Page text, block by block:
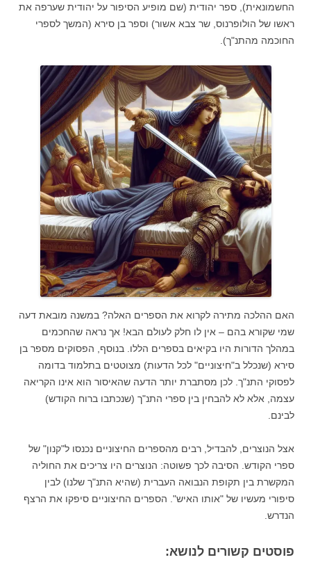
החשמונאית), ספר יהודית (שם מופיע הסיפור על יהודית שערפה את
ראשו של הולופרנוס, שר צבא אשור) וספר בן סירא (המשך לספרי
החוכמה מהתנ"ך).
האם ההלכה מתירה לקרוא את הספרים האלה? במשנה מובאת דעה
שמי שקורא בהם – אין לו חלק לעולם הבא! אך נראה שהחכמים
במהלך הדורות היו בקיאים בספרים הללו. בנוסף, הפסוקים מספר בן
סירא (שנכלל ב"חיצוניים" לכל הדעות) מצוטטים בתלמוד בדומה
לפסוקי התנ"ך. לכן מסתברת יותר הדעה שהאיסור הוא אינו הקריאה
עצמה, אלא לא להבחין בין ספרי התנ"ך (שנכתבו ברוח הקודש)
לבינם.
אצל הנוצרים, להבדיל, רבים מהספרים החיצוניים נכנסו ל"קנון" של
ספרי הקודש. הסיבה לכך פשוטה: הנוצרים היו צריכים את החוליה
המקשרת בין תקופת הנבואה העברית (שהיא התנ"ך שלנו) לבין
סיפורי מעשיו של "אותו האיש". הספרים החיצוניים סיפקו את הרצף
הנדרש.
פוסטים קשורים לנושא: